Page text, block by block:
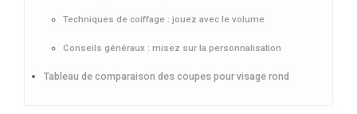
Techniques de coiffage : jouez avec le volume
Conseils généraux : misez sur la personnalisation
Tableau de comparaison des coupes pour visage rond